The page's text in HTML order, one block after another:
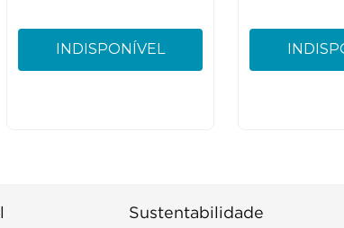
INDISPONÍVEL
Sustentabilidade